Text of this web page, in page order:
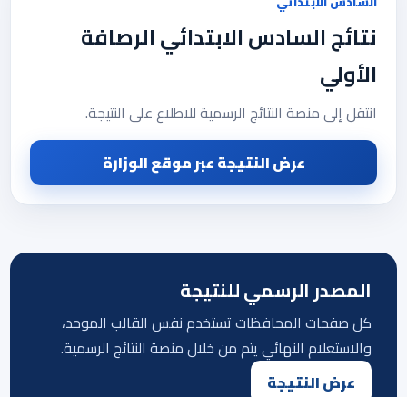
نتائج السادس الابتدائي الرصافة
الأولي
انتقل إلى منصة النتائج الرسمية للاطلاع على النتيجة.
عرض النتيجة عبر موقع الوزارة
المصدر الرسمي للنتيجة
كل صفحات المحافظات تستخدم نفس القالب الموحد،
والاستعلام النهائي يتم من خلال منصة النتائج الرسمية.
عرض النتيجة